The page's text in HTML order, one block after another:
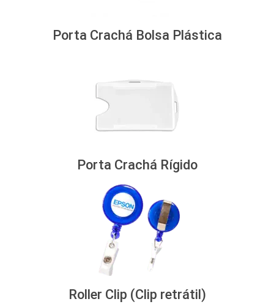
Porta Crachá Bolsa Plástica
Porta Crachá Rígido
Roller Clip (Clip retrátil)